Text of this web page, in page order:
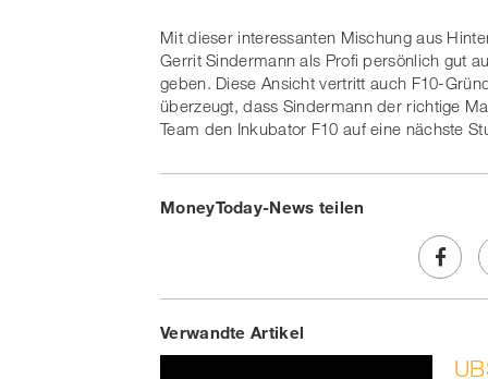
Mit dieser interessanten Mischung aus
Gerrit Sindermann als Profi persönlich gut
geben. Diese Ansicht vertritt auch F10-
überzeugt, dass Sindermann der richtige
Team den Inkubator F10 auf eine nächste
MoneyToday-News teilen
Share
Verwandte Artikel